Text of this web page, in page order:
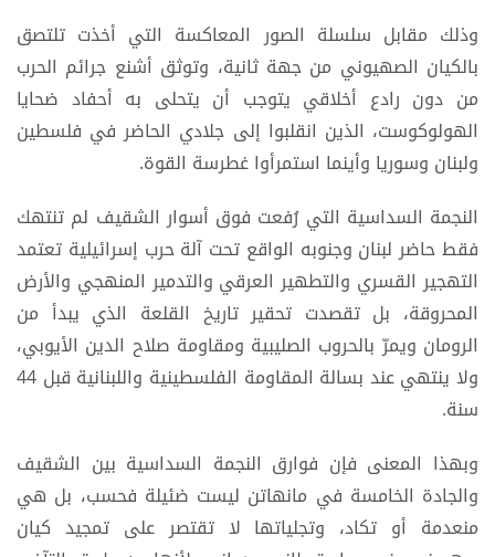
وذلك مقابل سلسلة الصور المعاكسة التي أخذت تلتصق
بالكيان الصهيوني من جهة ثانية، وتوثق أشنع جرائم الحرب
من دون رادع أخلاقي يتوجب أن يتحلى به أحفاد ضحايا
الهولوكوست، الذين انقلبوا إلى جلادي الحاضر في فلسطين
ولبنان وسوريا وأينما استمرأوا غطرسة القوة.
النجمة السداسية التي رُفعت فوق أسوار الشقيف لم تنتهك
فقط حاضر لبنان وجنوبه الواقع تحت آلة حرب إسرائيلية تعتمد
التهجير القسري والتطهير العرقي والتدمير المنهجي والأرض
المحروقة، بل تقصدت تحقير تاريخ القلعة الذي يبدأ من
الرومان ويمرّ بالحروب الصليبية ومقاومة صلاح الدين الأيوبي،
ولا ينتهي عند بسالة المقاومة الفلسطينية واللبنانية قبل 44
سنة.
وبهذا المعنى فإن فوارق النجمة السداسية بين الشقيف
والجادة الخامسة في مانهاتن ليست ضئيلة فحسب، بل هي
منعدمة أو تكاد، وتجلياتها لا تقتصر على تمجيد كيان